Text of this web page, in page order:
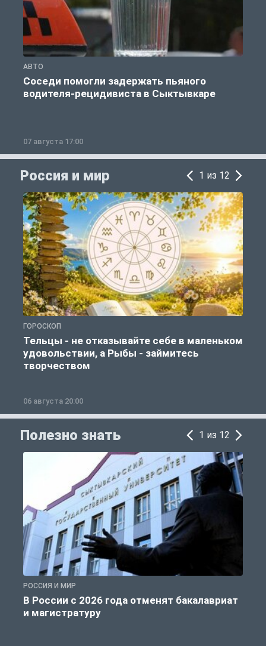
АВТО
Соседи помогли задержать пьяного
водителя-рецидивиста в Сыктывкаре
07 августа 17:00
Россия и мир 1 из 12
ГОРОСКОП
Тельцы - не отказывайте себе в маленьком
удовольствии, а Рыбы - займитесь
творчеством
06 августа 20:00
Полезно знать 1 из 12
РОССИЯ И МИР
В России с 2026 года отменят бакалавриат
и магистратуру